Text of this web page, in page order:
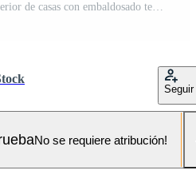
bonito ver desde el parte superior de casas con embaldosado techos parte superior ver de moderno y antiguo casas de el ciudad. paisaje urbano de pueblo y ciudad desde parte superior vista. antiguo y moderno arquitectura de diferente estilos. auténtico Foto Pro
Seguir
No se requiere atribución!